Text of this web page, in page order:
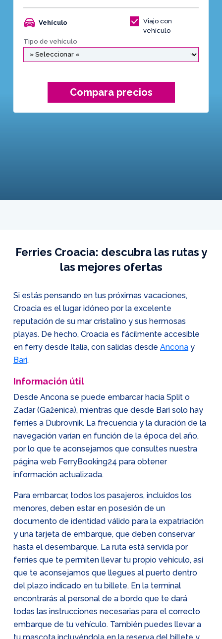
Vehículo
Viajo con
vehículo
Tipo de vehículo
Compara precios
Ferries Croacia: descubra las rutas y
las mejores ofertas
Si estás pensando en tus próximas vacaciones,
Croacia es el lugar idóneo por la excelente
reputación de su mar cristalino y sus hermosas
playas. De hecho, Croacia es fácilmente accesible
en ferry desde Italia, con salidas desde Ancona y
Bari.
Información útil
Desde Ancona se puede embarcar hacia Split o
Zadar (Gaženica), mientras que desde Bari solo hay
ferries a Dubrovnik. La frecuencia y la duración de la
navegación varían en función de la época del año,
por lo que te aconsejamos que consultes nuestra
página web FerryBooking24 para obtener
información actualizada.
Para embarcar, todos los pasajeros, incluidos los
menores, deben estar en posesión de un
documento de identidad válido para la expatriación
y una tarjeta de embarque, que deben conservar
hasta el desembarque. La ruta está servida por
ferries que te permiten llevar tu propio vehículo, así
que te aconsejamos que llegues al puerto dentro
del plazo indicado en tu billete. En la terminal
encontrarás al personal de a bordo que te dará
todas las instrucciones necesarias para el correcto
embarque de tu vehículo. También puedes llevar a